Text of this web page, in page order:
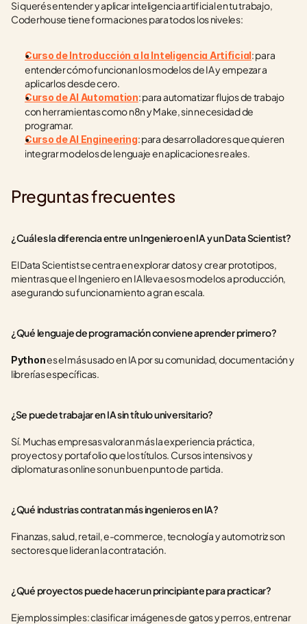
Si querés entender y aplicar inteligencia artificial en tu trabajo,
Coderhouse tiene formaciones para todos los niveles:
Curso de Introducción a la Inteligencia Artificial: para
entender cómo funcionan los modelos de IA y empezar a
aplicarlos desde cero.
Curso de AI Automation: para automatizar flujos de trabajo
con herramientas como n8n y Make, sin necesidad de
programar.
Curso de AI Engineering: para desarrolladores que quieren
integrar modelos de lenguaje en aplicaciones reales.
Preguntas frecuentes
¿Cuál es la diferencia entre un Ingeniero en IA y un Data Scientist?
El Data Scientist se centra en explorar datos y crear prototipos,
mientras que el Ingeniero en IA lleva esos modelos a producción,
asegurando su funcionamiento a gran escala.
¿Qué lenguaje de programación conviene aprender primero?
Python es el más usado en IA por su comunidad, documentación y
librerías específicas.
¿Se puede trabajar en IA sin título universitario?
Sí. Muchas empresas valoran más la experiencia práctica,
proyectos y portafolio que los títulos. Cursos intensivos y
diplomaturas online son un buen punto de partida.
¿Qué industrias contratan más ingenieros en IA?
Finanzas, salud, retail, e-commerce, tecnología y automotriz son
sectores que lideran la contratación.
¿Qué proyectos puede hacer un principiante para practicar?
Ejemplos simples: clasificar imágenes de gatos y perros, entrenar